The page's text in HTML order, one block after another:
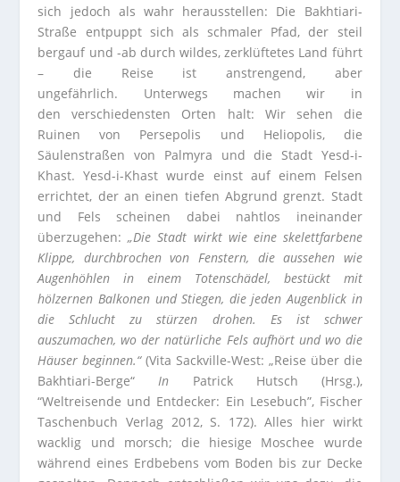
sich jedoch als wahr herausstellen: Die Bakhtiari-
Straße entpuppt sich als schmaler Pfad, der steil
bergauf und -ab durch wildes, zerklüftetes Land führt
– die Reise ist anstrengend, aber
ungefährlich. Unterwegs machen wir in
den verschiedensten Orten halt: Wir sehen die
Ruinen von Persepolis und Heliopolis, die
Säulenstraßen von Palmyra und die Stadt Yesd-i-
Khast. Yesd-i-Khast wurde einst auf einem Felsen
errichtet, der an einen tiefen Abgrund grenzt. Stadt
und Fels scheinen dabei nahtlos ineinander
überzugehen:„Die Stadt wirkt wie eine skelettfarbene
Klippe, durchbrochen von Fenstern, die aussehen wie
Augenhöhlen in einem Totenschädel, bestückt mit
hölzernen Balkonen und Stiegen, die jeden Augenblick in
die Schlucht zu stürzen drohen. Es ist schwer
auszumachen, wo der natürliche Fels aufhört und wo die
Häuser beginnen.“(Vita Sackville-West: „Reise über die
Bakhtiari-Berge“ In Patrick Hutsch (Hrsg.),
“Weltreisende und Entdecker: Ein Lesebuch”, Fischer
Taschenbuch Verlag 2012, S. 172). Alles hier wirkt
wacklig und morsch; die hiesige Moschee wurde
während eines Erdbebens vom Boden bis zur Decke